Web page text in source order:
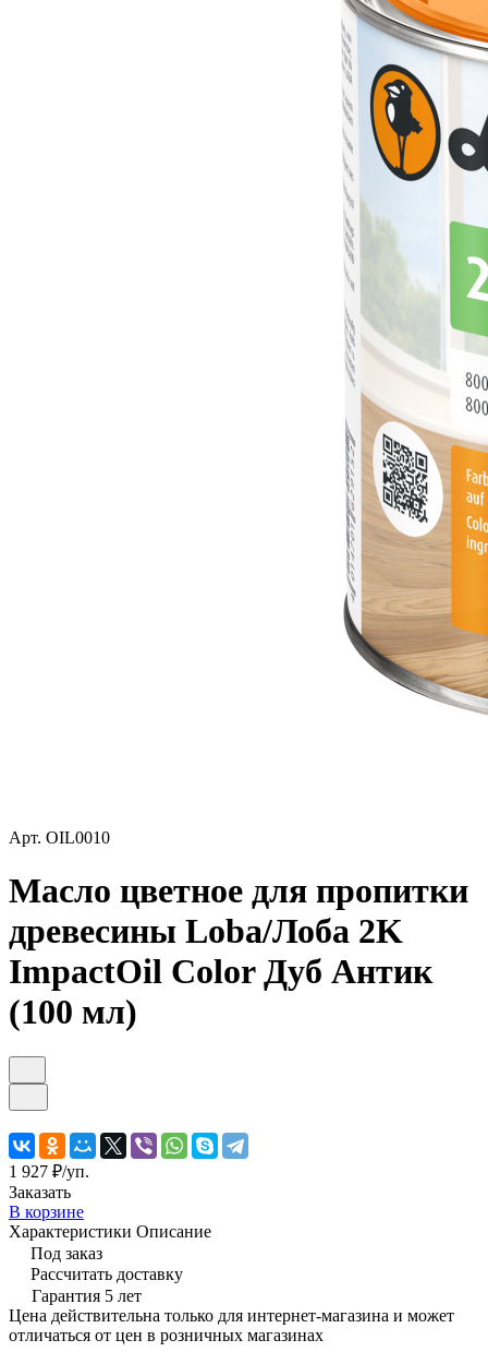
Арт. OIL0010
Масло цветное для пропитки
древесины Loba/Лоба 2K
ImpactOil Color Дуб Антик
(100 мл)
1 927 ₽/уп.
Заказать
В корзине
Характеристики Описание
Под заказ
Рассчитать доставку
Гарантия 5 лет
Цена действительна только для интернет-магазина и может
отличаться от цен в розничных магазинах